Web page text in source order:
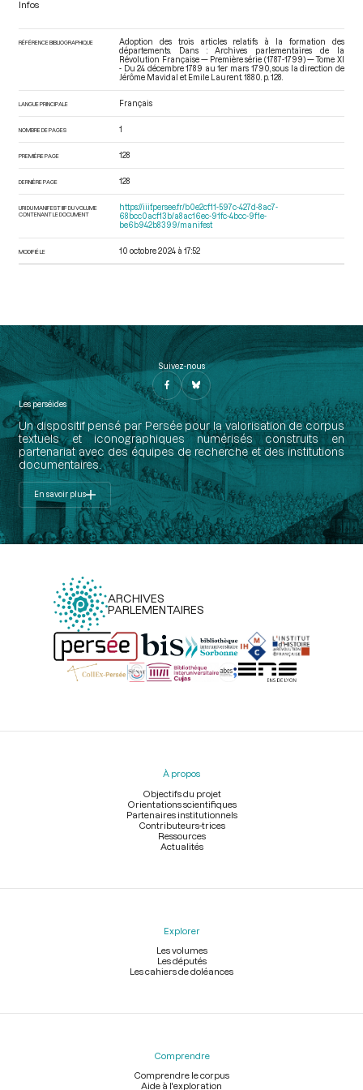
Infos
RÉFÉRENCE BIBLIOGRAPHIQUE
Adoption des trois articles relatifs à la formation des
départements. Dans : Archives parlementaires de la
Révolution Française — Première série (1787-1799) — Tome XI
- Du 24 décembre 1789 au 1er mars 1790 , sous la direction de
Jérôme Mavidal et Emile Laurent. 1880. p. 128.
LANGUE PRINCIPALE Français
NOMBRE DE PAGES 1
PREMIÈRE PAGE 128
DERNIÈRE PAGE 128
URI DU MANIFEST IIIF DU VOLUME
CONTENANT LE DOCUMENT
https://iiif.persee.fr/b0e2cf11-597c-427d-8ac7-
68bcc0acf13b/a8ac16ec-91fc-4bcc-9f1e-
be6b942b8399/manifest
MODIFIÉ LE 10 octobre 2024 à 17:52
Suivez-nous
Les perséides
Un dispositif pensé par Persée pour la valorisation de corpus
textuels et iconographiques numérisés construits en
partenariat avec des équipes de recherche et des institutions
documentaires.
En savoir plus
ARCHIVES
PARLEMENTAIRES
Menu
À propos
Objectifs du projet
Orientations scientifiques
Partenaires institutionnels
Contributeurs-trices
Ressources
Actualités
Explorer
Les volumes
Les députés
Les cahiers de doléances
Comprendre
Comprendre le corpus
Aide à l'exploration